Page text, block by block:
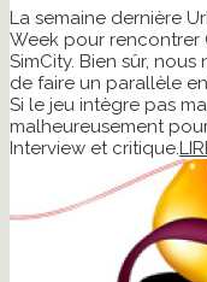
La semaine dernière
Week pour rencontrer
SimCity. Bien sûr,
de faire un parallèle
Si le jeu intègre pas
malheureusement
Interview et critique.